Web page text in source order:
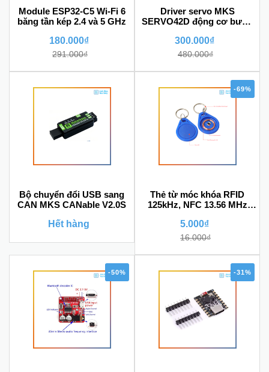
Module ESP32-C5 Wi-Fi 6
băng tần kép 2.4 và 5 GHz
180.000₫
291.000₫
Driver servo MKS
SERVO42D động cơ bước
encoder
300.000₫
480.000₫
Bộ chuyển đổi USB sang
CAN MKS CANable V2.0S
Hết hàng
-69%
Thẻ từ móc khóa RFID
125kHz, NFC 13.56 MHz
5.000₫
16.000₫
-50% -31%